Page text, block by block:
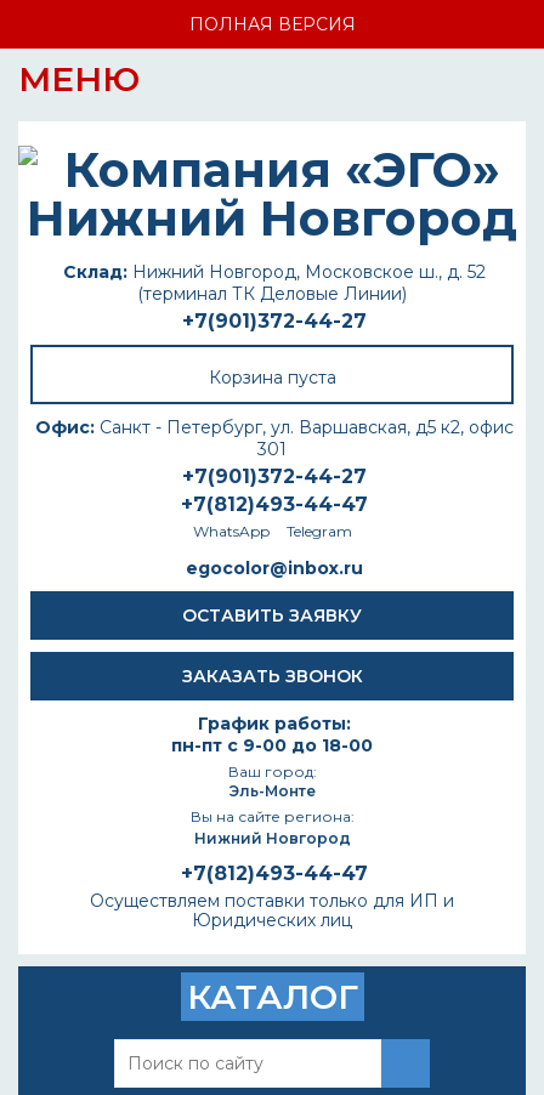
ПОЛНАЯ ВЕРСИЯ
МЕНЮ
Склад: Нижний Новгород, Московское ш., д. 52
(терминал ТК Деловые Линии)
+7(901)372-44-27
Корзина пуста
Офис: Санкт - Петербург, ул. Варшавская, д5 к2, офис
301
+7(901)372-44-27
+7(812)493-44-47
WhatsApp Telegram
egocolor@inbox.ru
ОСТАВИТЬ ЗАЯВКУ
ЗАКАЗАТЬ ЗВОНОК
График работы:
пн-пт с 9-00 до 18-00
Ваш город:
Эль-Монте
Вы на сайте региона:
Нижний Новгород
+7(812)493-44-47
Осуществляем поставки только для ИП и
Юридических лиц
КАТАЛОГ